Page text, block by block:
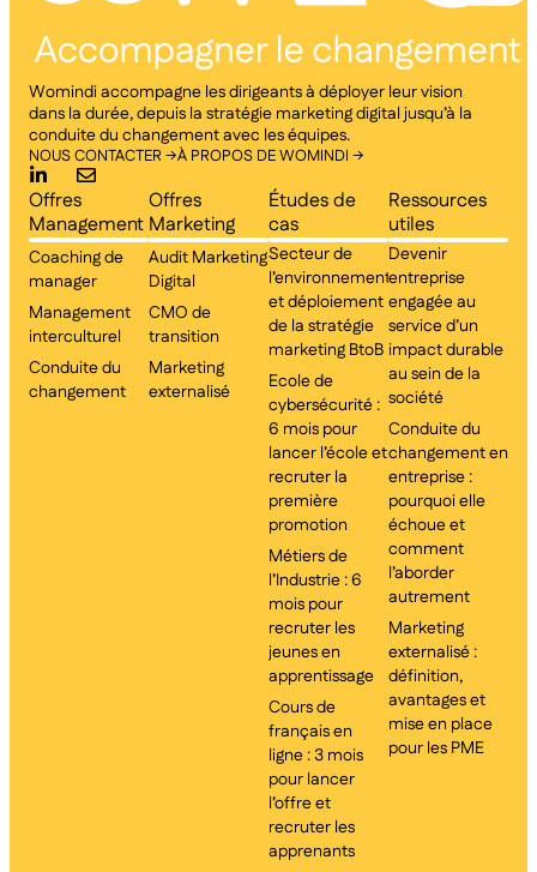
Womindi accompagne les dirigeants à déployer leur vision
dans la durée, depuis la stratégie marketing digital jusqu’à la
conduite du changement avec les équipes.
NOUS CONTACTER →À PROPOS DE WOMINDI →
Offres
Management
Coaching de
manager
Management
interculturel
Conduite du
changement
Offres
Marketing
Audit Marketing
Digital
CMO de
transition
Marketing
externalisé
Études de
cas
Secteur de
l’environnement
et déploiement
de la stratégie
marketing BtoB
Ecole de
cybersécurité :
6 mois pour
lancer l’école et
recruter la
première
promotion
Métiers de
l’Industrie : 6
mois pour
recruter les
jeunes en
apprentissage
Cours de
français en
ligne : 3 mois
pour lancer
l’offre et
recruter les
apprenants
Ressources
utiles
Devenir
entreprise
engagée au
service d’un
impact durable
au sein de la
société
Conduite du
changement en
entreprise :
pourquoi elle
échoue et
comment
l’aborder
autrement
Marketing
externalisé :
définition,
avantages et
mise en place
pour les PME